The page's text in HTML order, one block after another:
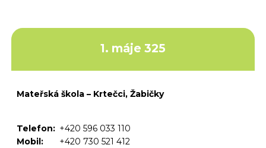
1. máje 325
Mateřská škola – Krtečci, Žabičky
Telefon: +420 596 033 110
Mobil:
+420 730 521 412